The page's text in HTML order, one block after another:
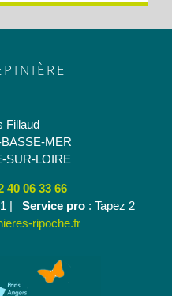
Fillaud
MER
SUR-LOIRE
40 06 33 66
| Service pro: Tapez 2
ripoche.fr